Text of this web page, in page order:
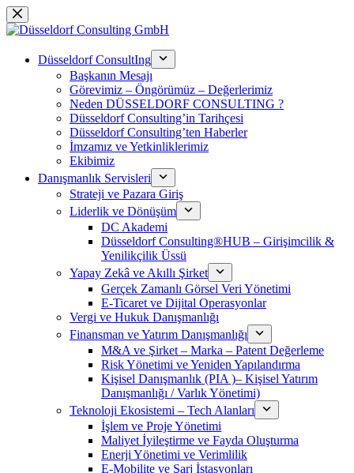
Skip
to
Düsseldorf ConsultIng
Başkanın Mesajı
Görevimiz – Öngörümüz – Değerlerimiz
Neden DÜSSELDORF CONSULTING ?
Düsseldorf Consulting’in Tarihçesi
Düsseldorf Consulting’ten Haberler
İmzamız ve Yetkinliklerimiz
Ekibimiz
Danışmanlık Servisleri
Strateji ve Pazara Giriş
Liderlik ve Dönüşüm
DC Akademi
Düsseldorf Consulting®HUB – Girişimcilik &
Yenilikçilik Üssü
Yapay Zekâ ve Akıllı Şirket
Gerçek Zamanlı Görsel Veri Yönetimi
E-Ticaret ve Dijital Operasyonlar
Vergi ve Hukuk Danışmanlığı
Finansman ve Yatırım Danışmanlığı
M&A ve Şirket – Marka – Patent Değerleme
Risk Yönetimi ve Yeniden Yapılandırma
Kişisel Danışmanlık (PIA )– Kişisel Yatırım
Danışmanlığı / Varlık Yönetimi)
Teknoloji Ekosistemi – Tech Alanları
İşlem ve Proje Yönetimi
Maliyet İyileştirme ve Fayda Oluşturma
Enerji Yönetimi ve Verimlilik
E-Mobilite ve Şarj İstasyonları